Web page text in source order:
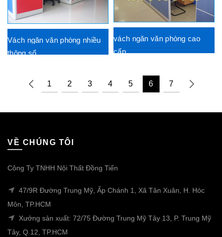
vách ngăn văn phòng cao
cấp
Vách ngăn văn phòng nhiều
thông số
1 2 3 4 5 6 7
VỀ CHÚNG TÔI
Công Ty TNHH Nội Thất Đồng Tiến
47/9R Đường Trung Mỹ, Ấp Chánh 1, Xã Tân Xuân, H. Hóc
Môn, TP.HCM
Xưởng sản xuất: 72/75 Đường Trung Mỹ Tây 13, P. Trung Mỹ
Tây, Q.12, TP.HCM